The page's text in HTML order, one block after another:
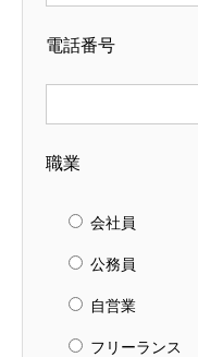
電話番号
職業
会社員
公務員
自営業
フリーランス